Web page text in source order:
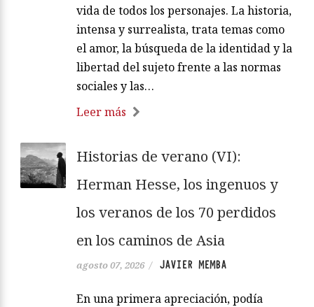
vida de todos los personajes. La historia,
intensa y surrealista, trata temas como
el amor, la búsqueda de la identidad y la
libertad del sujeto frente a las normas
sociales y las…
Leer más
Historias de verano (VI):
Herman Hesse, los ingenuos y
los veranos de los 70 perdidos
en los caminos de Asia
agosto 07, 2026 / JAVIER MEMBA
En una primera apreciación, podía